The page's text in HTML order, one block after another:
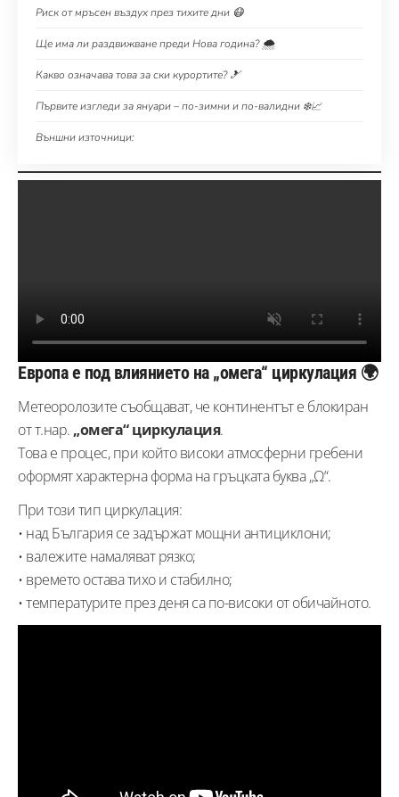
Риск от мръсен въздух през тихите дни 😷
Ще има ли раздвижване преди Нова година? 🌨️
Какво означава това за ски курортите? 🎿
Първите изгледи за януари – по-зимни и по-валидни ❄️📈
Външни източници:
Европа е под влиянието на „омега“ циркулация 🌍
Метеоролозите съобщават, че континентът е блокиран
от т.нар. „омега“ циркулация.
Това е процес, при който високи атмосферни гребени
оформят характерна форма на гръцката буква „Ω“.
При този тип циркулация:
• над България се задържат мощни антициклони;
• валежите намаляват рязко;
• времето остава тихо и стабилно;
• температурите през деня са по-високи от обичайното.